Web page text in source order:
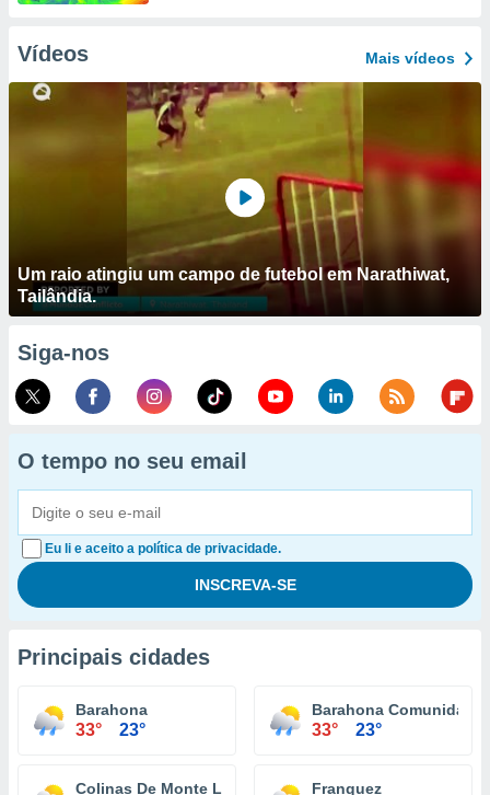
Vídeos Mais vídeos
Um raio atingiu um campo de futebol em Narathiwat,
Tailândia.
Siga-nos
O tempo no seu email
Eu li e aceito a política de privacidade.
Principais cidades
Barahona
33° 23°
Barahona Comunidad
33° 23°
Colinas De Monte Llano Franquez